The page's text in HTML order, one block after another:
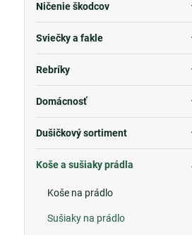
Ničenie škodcov
Sviečky a fakle
Rebríky
Domácnosť
Dušičkový sortiment
Koše a sušiaky prádla
Koše na prádlo
Sušiaky na prádlo